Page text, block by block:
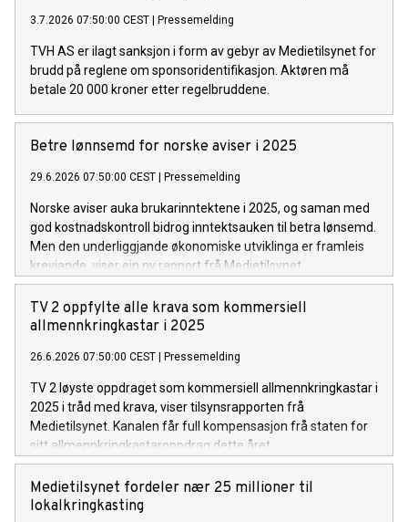
3.7.2026 07:50:00 CEST | Pressemelding
TVH AS er ilagt sanksjon i form av gebyr av Medietilsynet for
brudd på reglene om sponsoridentifikasjon. Aktøren må
betale 20 000 kroner etter regelbruddene.
Betre lønnsemd for norske aviser i 2025
29.6.2026 07:50:00 CEST | Pressemelding
Norske aviser auka brukarinntektene i 2025, og saman med
god kostnadskontroll bidrog inntektsauken til betra lønsemd.
Men den underliggjande økonomiske utviklinga er framleis
krevjande, viser ein ny rapport frå Medietilsynet.
TV 2 oppfylte alle krava som kommersiell
allmennkringkastar i 2025
26.6.2026 07:50:00 CEST | Pressemelding
TV 2 løyste oppdraget som kommersiell allmennkringkastar i
2025 i tråd med krava, viser tilsynsrapporten frå
Medietilsynet. Kanalen får full kompensasjon frå staten for
sitt allmennkringkastaroppdrag dette året.
Medietilsynet fordeler nær 25 millioner til
lokalkringkasting